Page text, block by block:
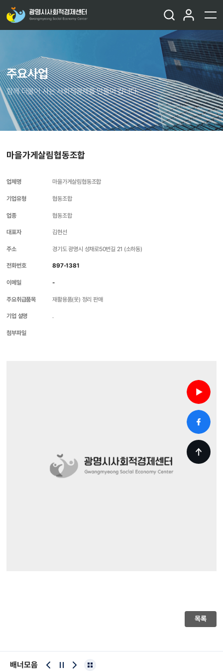
주요사업
함께 더불어 사는 사회적경제를 만들어 갑니다.
마을가게살림협동조합
업체명 마을가게살림협동조합
기업유형 협동조합
업종 협동조합
대표자 김현선
주소 경기도 광명시 성채로50번길 21 (소하동)
전화번호 897-1381
이메일 -
주요취급품목 재활용품(옷) 정리 판매
기업 설명 .
첨부파일
목록
배너모음